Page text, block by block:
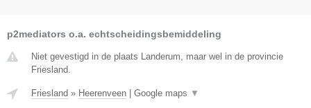
p2mediators o.a. echtscheidingsbemiddeling
Niet gevestigd in de plaats Landerum, maar wel in de provincie
Friesland.
Friesland » Heerenveen | Google maps ▼